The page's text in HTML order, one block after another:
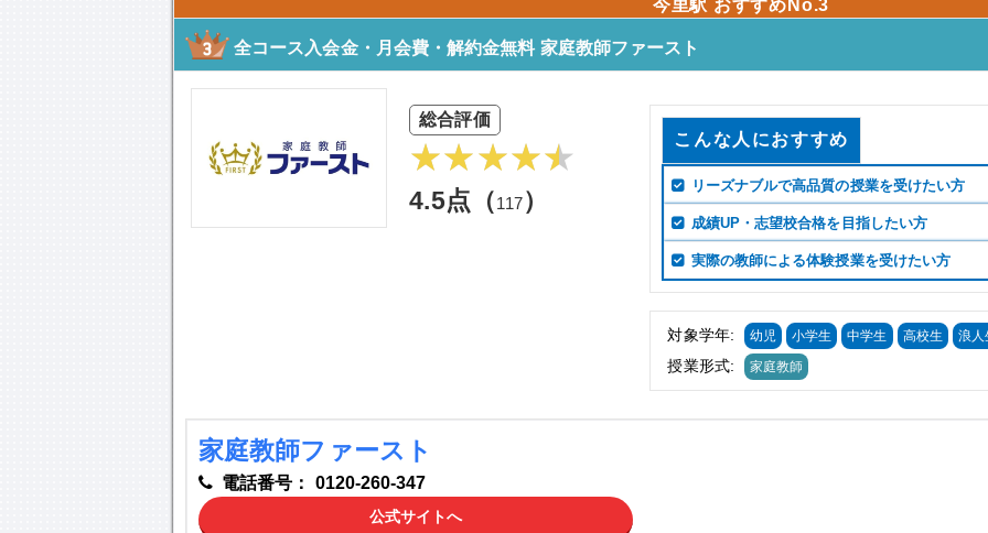
今里駅 おすすめNo.3
全コース入会金・月会費・解約金無料 家庭教師ファースト
総合評価
4.5点（117）
こんな人におすすめ
リーズナブルで高品質の授業を受けたい方
成績UP・志望校合格を目指したい方
実際の教師による体験授業を受けたい方
対象学年: 幼児 小学生 中学生 高校生 浪人
授業形式: 家庭教師
家庭教師ファースト
電話番号： 0120-260-347
公式サイトへ